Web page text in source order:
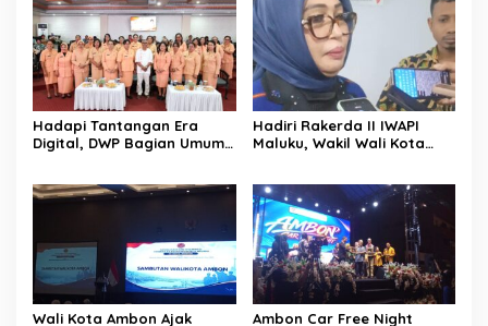
Hadapi Tantangan Era
Digital, DWP Bagian Umum
Pola Asuh Holistik
Hadiri Rakerda II IWAPI
Maluku, Wakil Wali Kota
Pengusaha Perempuan
Wali Kota Ambon Ajak
Ambon Car Free Night